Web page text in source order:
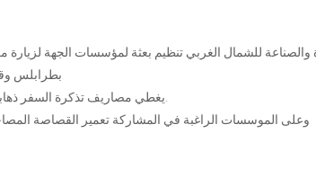
بطرابلس وقد حدد
وعلى الموسسات الراغبة في المشاركة تعمير القصاصة المصاحبة قبل يوم الجمعة 6 ماي